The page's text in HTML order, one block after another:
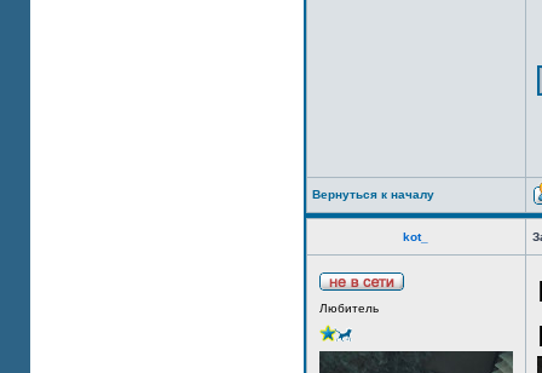
Вернуться к началу
kot_
Любитель